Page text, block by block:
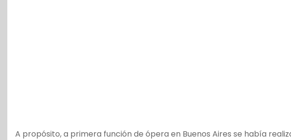
A propósito, a primera función de ópera en Buenos Aires se había